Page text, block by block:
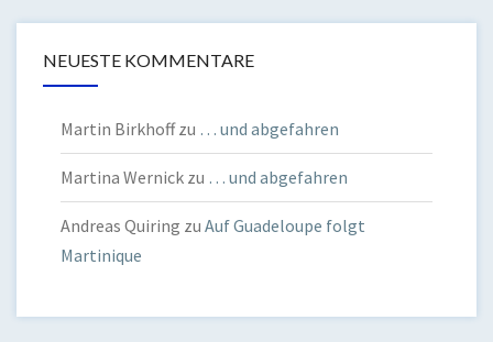
NEUESTE KOMMENTARE
Martin Birkhoffzu … und abgefahren
Martina Wernick zu … und abgefahren
Andreas Quiring zu Auf Guadeloupe folgt
Martinique